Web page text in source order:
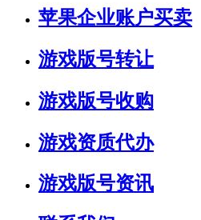
苹果企业账户买卖
游戏版号转让
游戏版号收购
游戏资质代办
游戏版号资讯